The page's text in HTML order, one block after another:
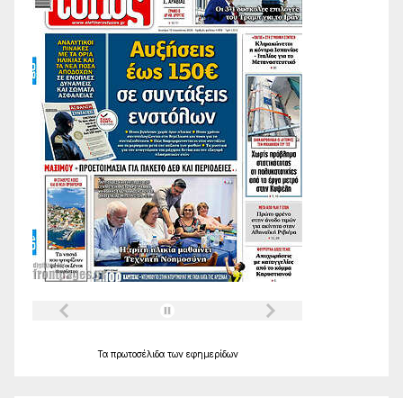
Τα πρωτοσέλιδα των εφημερίδων